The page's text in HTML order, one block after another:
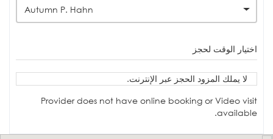
Autumn P. Hahn
اختيار الوقت لحجز
لا يملك المزود الحجز عبر الإنترنت.
Provider does not have online booking or Video visit
available.